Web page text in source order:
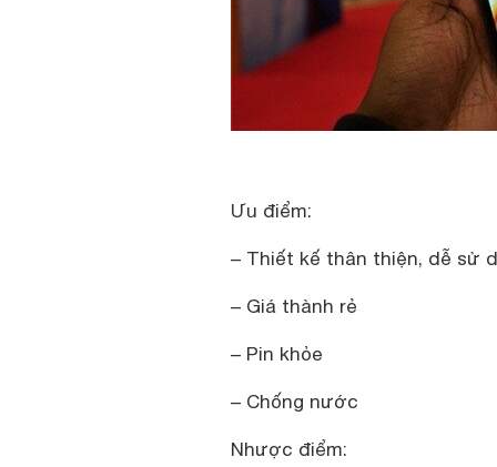
Ưu điểm:
– Thiết kế thân thiện, dễ sử
– Giá thành rẻ
– Pin khỏe
– Chống nước
Nhược điểm: